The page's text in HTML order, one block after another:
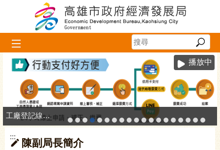
跳到主要內容區塊
播放中
工廠登記線上申辦系統
:::
陳副局長簡介